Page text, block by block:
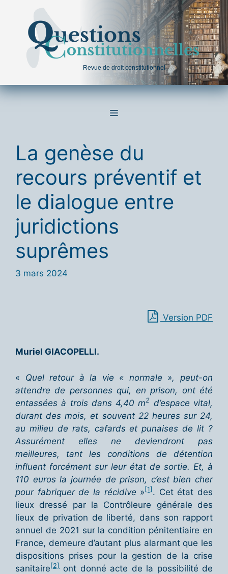
contenu
Revue de droit constitutionnel
MENU
La genèse du
recours préventif et
le dialogue entre
juridictions
suprêmes
3 mars 2024
Version PDF
Muriel GIACOPELLI.
« Quel retour à la vie « normale », peut-on
attendre de personnes qui, en prison, ont été
entassées à trois dans 4,40 m2 d’espace vital,
durant des mois, et souvent 22 heures sur 24,
au milieu de rats, cafards et punaises de lit ?
Assurément elles ne deviendront pas
meilleures, tant les conditions de détention
influent forcément sur leur état de sortie. Et, à
110 euros la journée de prison, c’est bien cher
pour fabriquer de la récidive »[1]. Cet état des
lieux dressé par la Contrôleure générale des
lieux de privation de liberté, dans son rapport
annuel de 2021 sur la condition pénitentiaire en
France, demeure d’autant plus alarmant que les
dispositions prises pour la gestion de la crise
sanitaire[2]
ont donné acte de la possibilité de